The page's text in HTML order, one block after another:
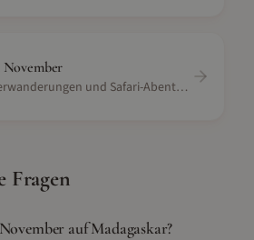
November
Große Tierwanderungen und Safari-Abenteuer
Fragen
auf Madagaskar?